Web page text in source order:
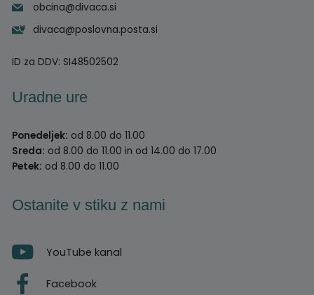
obcina@divaca.si
divaca@poslovna.posta.si
ID za DDV: SI48502502
Uradne ure
Ponedeljek: od 8.00 do 11.00
Sreda: od 8.00 do 11.00 in od 14.00 do 17.00
Petek: od 8.00 do 11.00
Ostanite v stiku z nami
YouTube kanal
Facebook